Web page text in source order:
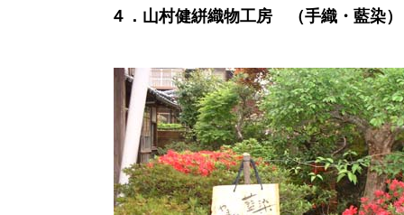
４．山村健絣織物工房 （手織・